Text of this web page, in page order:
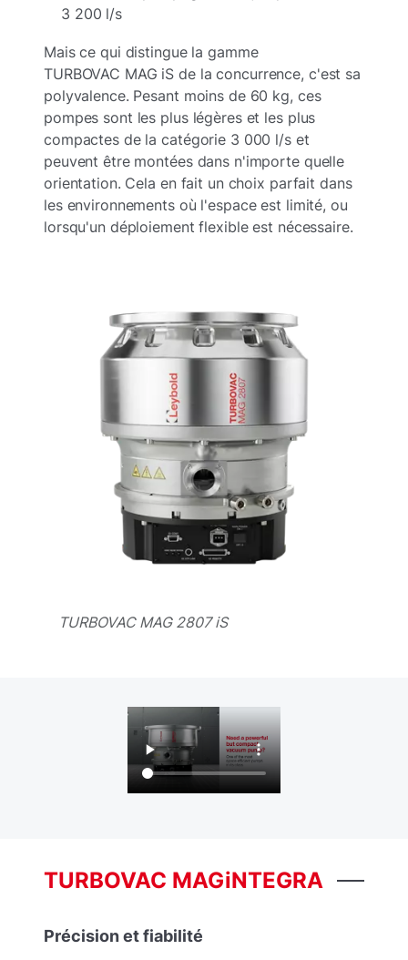
3 200 l/s
Mais ce qui distingue la gamme
TURBOVAC MAG iS de la concurrence, c'est sa
polyvalence. Pesant moins de 60 kg, ces
pompes sont les plus légères et les plus
compactes de la catégorie 3 000 l/s et
peuvent être montées dans n'importe quelle
orientation. Cela en fait un choix parfait dans
les environnements où l'espace est limité, ou
lorsqu'un déploiement flexible est nécessaire.
TURBOVAC MAG 2807 iS
TURBOVAC MAGiNTEGRA
Précision et fiabilité